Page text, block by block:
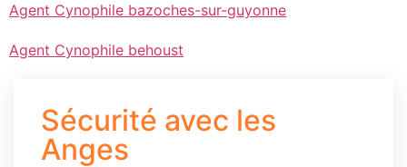
Agent Cynophile bazoches-sur-guyonne
Agent Cynophile behoust
Sécurité avec les
Anges